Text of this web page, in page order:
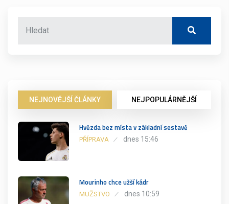
NEJNOVĚJŠÍ ČLÁNKY NEJPOPULÁRNĚJŠÍ
Hvězda bez místa v základní sestavě
PŘÍPRAVA dnes 15:46
Mourinho chce užší kádr
MUŽSTVO dnes 10:59